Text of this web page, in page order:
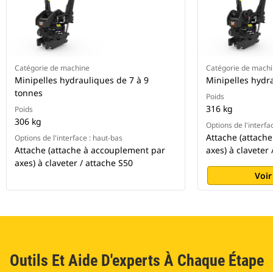
Catégorie de machine
Minipelles hydrauliques de 7 à 9
tonnes
Poids
306 kg
Options de l'interface : haut-bas
Attache (attache à accouplement par
axes) à claveter / attache S50
Catégorie de
Minipelles
Poids
316 kg
Options de
Attache
axes) à claveter
Outils Et Aide D'experts À Chaque Étape